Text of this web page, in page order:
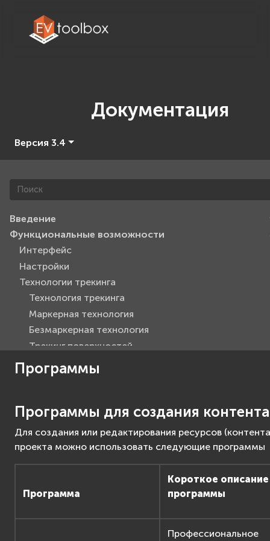
Документация
Версия 3.4
Введение
Функциональные возможности
Интерфейс
Настройки
Технологии трекинга
Технология трекинга
Маркерная технология
Безмаркерная технология
Трекинг поверхностей
Сценарий
Видео 360
Программы
Сохранение проекта
F.A.Q.
Программы
Программы для создания контента
Для создания или редактирования ресурсов
проекта можно использовать следующие программы
Программа
Короткое описание
программы
Профессиональное